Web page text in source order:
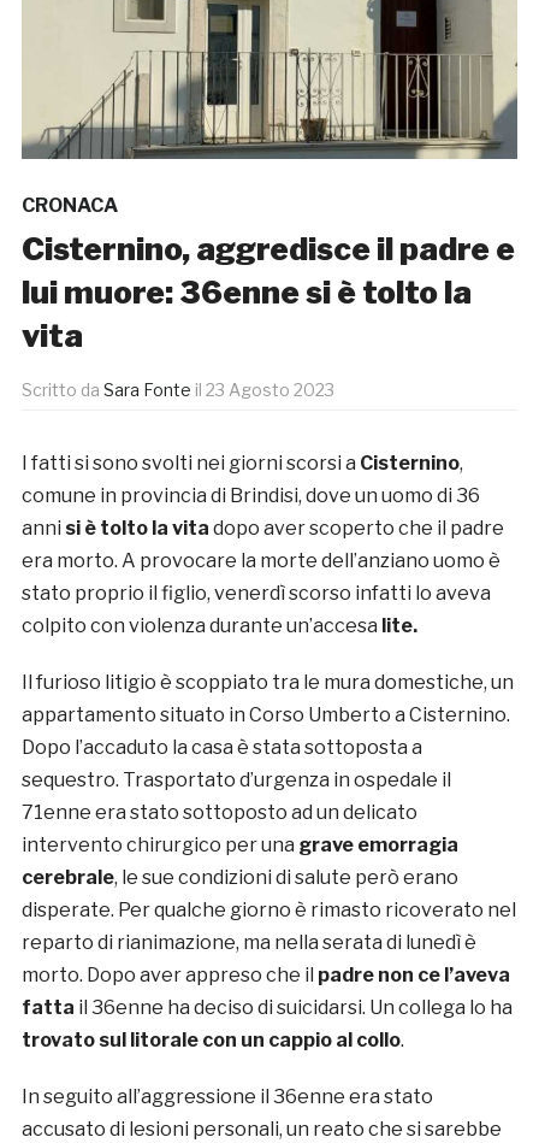
CRONACA
Cisternino, aggredisce il padre e
lui muore: 36enne si è tolto la
vita
Scritto da Sara Fonte il 23 Agosto 2023
I fatti si sono svolti nei giorni scorsi a Cisternino,
comune in provincia di Brindisi, dove un uomo di 36
anni si è tolto la vita dopo aver scoperto che il padre
era morto. A provocare la morte dell’anziano uomo è
stato proprio il figlio, venerdì scorso infatti lo aveva
colpito con violenza durante un’accesa lite.
Il furioso litigio è scoppiato tra le mura domestiche, un
appartamento situato in Corso Umberto a Cisternino.
Dopo l’accaduto la casa è stata sottoposta a
sequestro. Trasportato d’urgenza in ospedale il
71enne era stato sottoposto ad un delicato
intervento chirurgico per una grave emorragia
cerebrale, le sue condizioni di salute però erano
disperate. Per qualche giorno è rimasto ricoverato nel
reparto di rianimazione, ma nella serata di lunedì è
morto. Dopo aver appreso che il padre non ce l’aveva
fatta il 36enne ha deciso di suicidarsi. Un collega lo ha
trovato sul litorale con un cappio al collo.
In seguito all’aggressione il 36enne era stato
accusato di lesioni personali, un reato che si sarebbe